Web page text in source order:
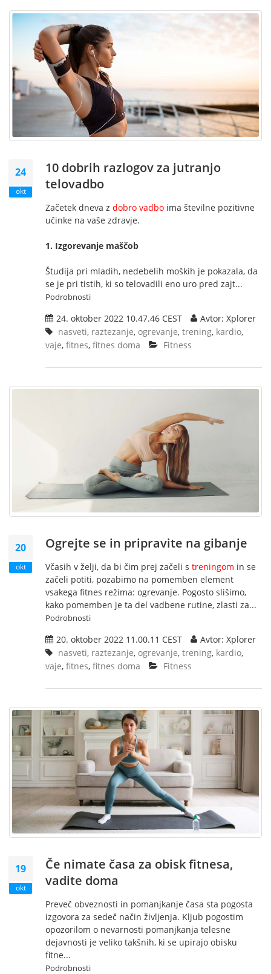
24
okt
10 dobrih razlogov za jutranjo
telovadbo
Začetek dneva z dobro vadbo ima številne pozitivne
učinke na vaše zdravje.
1. Izgorevanje maščob
Študija pri mladih, nedebelih moških je pokazala, da
se je pri tistih, ki so telovadili eno uro pred zajt...
Podrobnosti
24. oktober 2022 10.47.46 CEST
Avtor: Xplorer
nasveti, raztezanje, ogrevanje, trening, kardio,
vaje, fitnes, fitnes doma Fitness
20
okt
Ogrejte se in pripravite na gibanje
Včasih v želji, da bi čim prej začeli s treningom in se
začeli potiti, pozabimo na pomemben element
vsakega fitnes režima: ogrevanje. Pogosto slišimo,
kako pomemben je ta del vadbene rutine, zlasti za...
Podrobnosti
20. oktober 2022 11.00.11 CEST
Avtor: Xplorer
nasveti, raztezanje, ogrevanje, trening, kardio,
vaje, fitnes, fitnes doma Fitness
19
okt
Če nimate časa za obisk fitnesa,
vadite doma
Preveč obveznosti in pomanjkanje časa sta pogosta
izgovora za sedeč način življenja. Kljub pogostim
opozorilom o nevarnosti pomanjkanja telesne
dejavnosti je veliko takšnih, ki se upirajo obisku
fitne...
Podrobnosti